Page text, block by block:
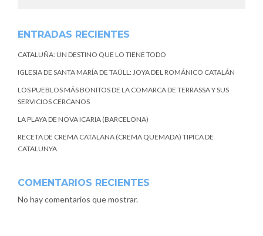
ENTRADAS RECIENTES
CATALUÑA: UN DESTINO QUE LO TIENE TODO
IGLESIA DE SANTA MARÍA DE TAÜLL: JOYA DEL ROMÁNICO CATALÁN
LOS PUEBLOS MÁS BONITOS DE LA COMARCA DE TERRASSA Y SUS
SERVICIOS CERCANOS
LA PLAYA DE NOVA ICARIA (BARCELONA)
RECETA DE CREMA CATALANA (CREMA QUEMADA) TIPICA DE
CATALUNYA
COMENTARIOS RECIENTES
No hay comentarios que mostrar.